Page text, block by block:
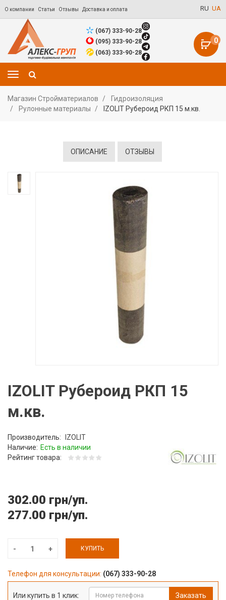
О компании Статьи Отзывы Доставка и оплата RU UA
0
(067) 333-90-28
(095) 333-90-28
(063) 333-90-28
Магазин Стройматериалов
Гидроизоляция
Рулонные материалы
IZOLIT Рубероид РКП 15 м.кв.
ОПИСАНИЕ ОТЗЫВЫ
IZOLIT Рубероид РКП 15
м.кв.
Производитель:
IZOLIT
Наличие: Есть в наличии
Рейтинг товара:
302.00 грн/уп.
277.00 грн/уп.
КУПИТЬ
Телефон для консультации: (067) 333-90-28
Или купить в 1 клик: Заказать